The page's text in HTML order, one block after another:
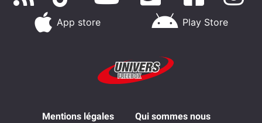
App store Play Store
Mentions légales Qui sommes nous